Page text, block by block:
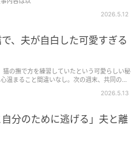
2026.5.12
、夫が自白した可愛すぎる
の撫で方を練習していたという可愛らしい秘
温まること間違いなし。次の週末、共同の冒
2026.5.13
分のために逃げる」夫と離